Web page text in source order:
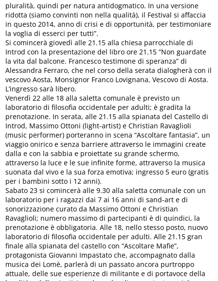
pluralità, quindi per natura antidogmatico. In una versione
ridotta (siamo convinti non nella qualità), il Festival si affaccia
in questo 2014, anno di crisi e di opportunità, per testimoniare
la voglia di esserci per tutti”.
Si comincerà giovedì alle 21.15 alla chiesa parrocchiale di
Introd con la presentazione del libro ore 21.15 “Non guardate
la vita dal balcone. Francesco testimone di speranza” di
Alessandra Ferraro, che nel corso della serata dialogherà con il
vescovo Aosta, Monsignor Franco Lovignana, Vescovo di Aosta.
L’ingresso sarà libero.
Venerdì 22 alle 18 alla saletta comunale è previsto un
laboratorio di filosofia occidentale per adulti; è gradita la
prenotazione. In serata, alle 21.15 alla spianata del Castello di
Introd, Massimo Ottoni (light-artist) e Christian Ravaglioli
(music performer) porteranno in scena “Ascoltare fantasia”, un
viaggio onirico e senza barriere attraverso le immagini create
dalla e con la sabbia e proiettate su grande schermo,
attraverso la luce e le sue infinite forme, attraverso la musica
suonata dal vivo e la sua forza emotiva; ingresso 5 euro (gratis
per i bambini sotto i 12 anni).
Sabato 23 si comincerà alle 9.30 alla saletta comunale con un
laboratorio per i ragazzi dai 7 ai 16 anni di sand-art e di
sonorizzazione curato da Massimo Ottoni e Christian
Ravaglioli; numero massimo di partecipanti è di quindici, la
prenotazione è obbligatoria. Alle 18, nello stesso posto, nuovo
laboratorio di filosofia occidentale per adulti. Alle 21.15 gran
finale alla spianata del castello con “Ascoltare Mafie”,
protagonista Giovanni Impastato che, accompagnato dalla
musica dei Lomè, parlerà di un passato ancora purtroppo
attuale, delle sue esperienze di militante e di portavoce della